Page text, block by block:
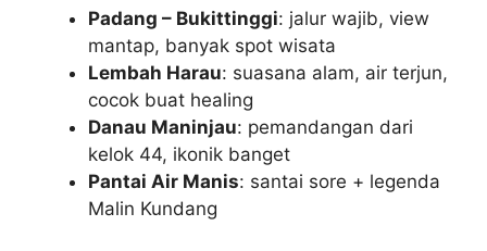
Padang – Bukittinggi: jalur wajib, view
mantap, banyak spot wisata
Lembah Harau: suasana alam, air terjun,
cocok buat healing
Danau Maninjau: pemandangan dari
kelok 44, ikonik banget
Pantai Air Manis: santai sore + legenda
Malin Kundang